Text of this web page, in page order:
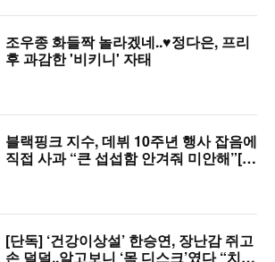
조우종 화들짝 놀라겠네..♥정다은, 프리
후 과감한 '비키니' 자태
블랙핑크 지수, 데뷔 10주년 행사 잡음에
직접 사과 “큰 섭섭함 안겨줘 미안해”[핫
[단독] ‘건강이상설’ 한승연, 장난감 쥐고
손 덜덜..알고보니 ‘목 디스크’였다 “치료